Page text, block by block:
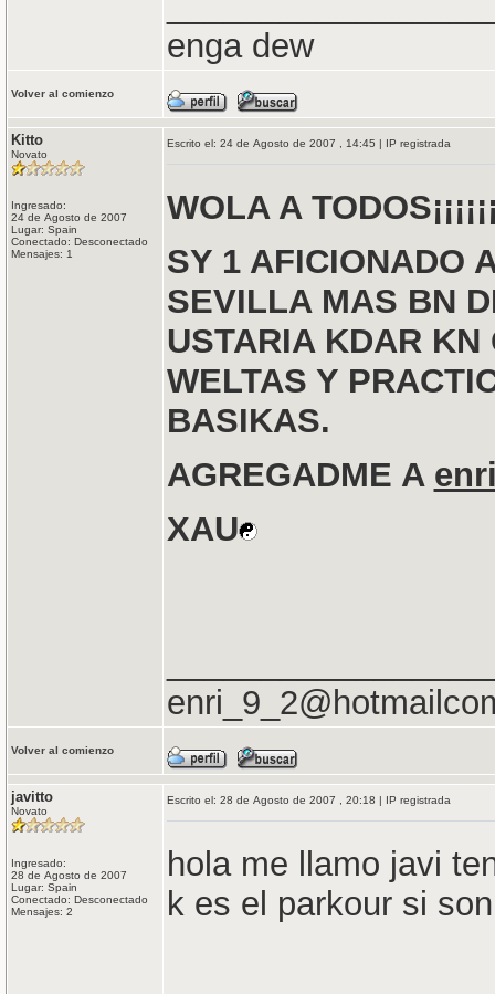
enga dew
Volver al comienzo
Kitto
Novato
Ingresado:
24 de Agosto de 2007
Lugar: Spain
Conectado: Desconectado
Mensajes: 1
Escrito el: 24 de Agosto de 2007 , 14:45 | IP registrada
WOLA A
SY 1 AFICIONADO
SEVILLA MAS BN
USTARIA KDAR
WELTAS Y
BASIKAS.
AGREGADME A
XAU
Volver al comienzo
javitto
Novato
Ingresado:
28 de Agosto de 2007
Lugar: Spain
Conectado: Desconectado
Mensajes: 2
Escrito el: 28 de Agosto de 2007 , 20:18 | IP registrada
hola me llamo javi
k es el parkour si